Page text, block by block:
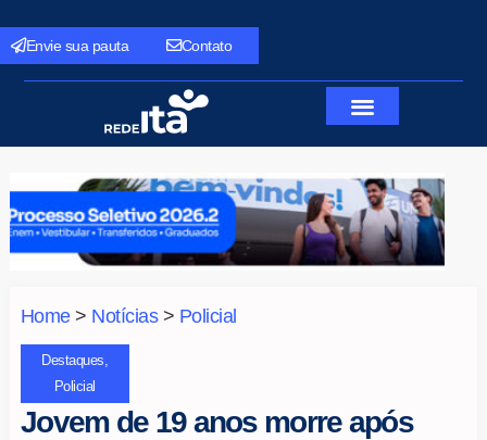
Envie sua pauta Contato
Home> Notícias> Policial
Destaques
Policial
Jovem de 19 anos morre após